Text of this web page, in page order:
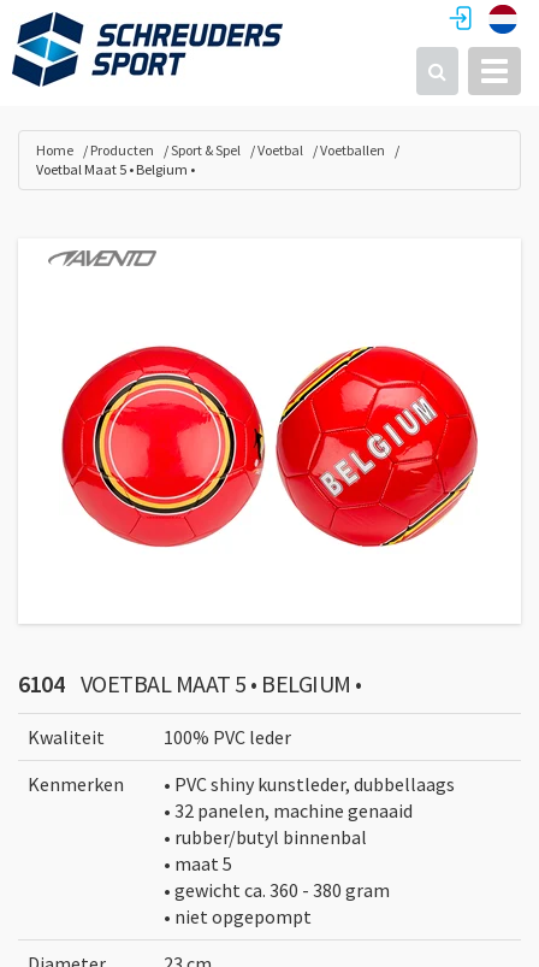
Zoeken
Home Producten Sport & Spel Voetbal
Voetballen
Voetbal Maat 5 • Belgium •
6104 VOETBAL MAAT 5 • BELGIUM •
Kwaliteit
100% PVC leder
Kenmerken
• PVC shiny kunstleder, dubbellaags
• 32 panelen, machine genaaid
• rubber/butyl binnenbal
• maat 5
• gewicht ca. 360 - 380 gram
• niet opgepompt